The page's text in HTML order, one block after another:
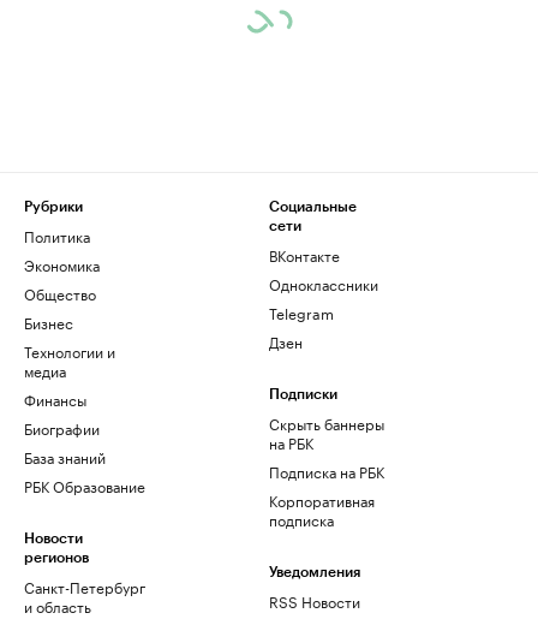
Рубрики
Политика
Экономика
Общество
Бизнес
Технологии и
медиа
Финансы
Биографии
База знаний
РБК Образование
Новости
регионов
Санкт-Петербург
и область
Социальные
сети
ВКонтакте
Одноклассники
Telegram
Дзен
Подписки
Скрыть баннеры
на РБК
Подписка на РБК
Корпоративная
подписка
Уведомления
RSS Новости